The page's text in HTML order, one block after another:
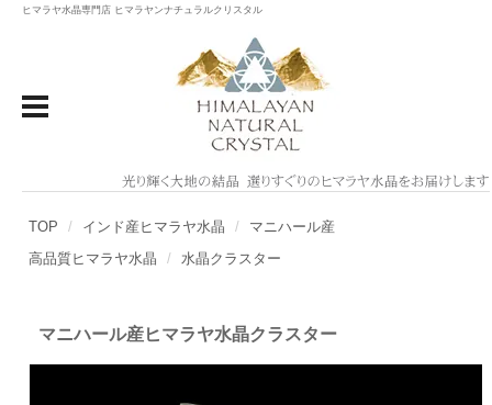
ヒマラヤ水晶専門店 ヒマラヤンナチュラルクリスタル
TOP インド産ヒマラヤ水晶
マニハール産
高品質ヒマラヤ水晶
水晶クラスター
マニハール産ヒマラヤ水晶クラスター